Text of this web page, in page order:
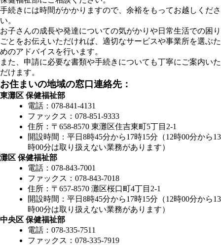
手続きには時間がかかりますので、余裕をもってお越しくださ
い。
お子さんの成長や発達についての気がかりや日常生活での困り
ごとをお伝えいただければ、適切なサービスや事業所を選ぶた
めのアドバイスを行います。
また、申請に必要な書類や手続きについても丁寧にご案内いた
だけます。
お住まいの地域の窓口連絡先：
東灘区 保健福祉部
電話：078-841-4131
ファックス：078-851-9333
住所：〒658-8570 東灘区住吉東町5丁目2-1
開設時間：平日8時45分から17時15分（12時00分から13
時00分は取り扱えない業務があります）
灘区 保健福祉部
電話：078-843-7001
ファックス：078-843-7018
住所：〒657-8570 灘区桜口町4丁目2-1
開設時間：平日8時45分から17時15分（12時00分から13
時00分は取り扱えない業務があります）
中央区 保健福祉部
電話：078-335-7511
ファックス：078-335-7919